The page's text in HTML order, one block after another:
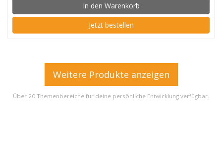
In den Warenkorb
Jetzt bestellen
Weitere Produkte anzeigen
Über 20 Themenbereiche für deine persönliche Entwicklung verfügbar.